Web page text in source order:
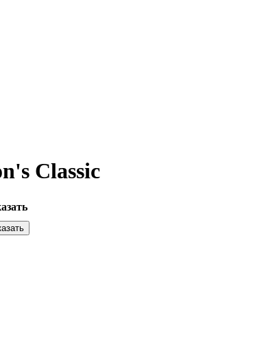
Classic